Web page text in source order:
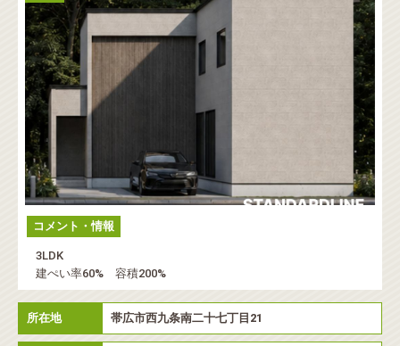
コメント・情報
3LDK
建ぺい率60% 容積200%
所在地 帯広市西九条南二十七丁目21